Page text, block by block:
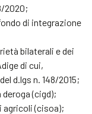
2020;
di integrazione
bilaterali e dei
di cui,
d.lgs n. 148/2015;
(cigd);
agricoli (cisoa);